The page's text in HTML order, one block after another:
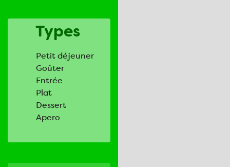
Types
Petit déjeuner
Goûter
Entrée
Plat
Dessert
Apero